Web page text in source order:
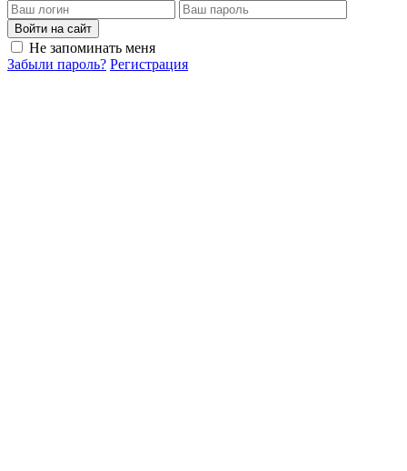
Войти на сайт
Не запоминать меня
Забыли пароль? Регистрация